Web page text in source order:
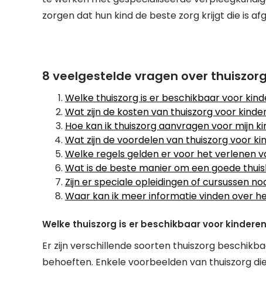
zorgen dat hun kind de beste zorg krijgt die is
8 veelgestelde vragen over
Welke thuiszorg is er beschikbaar voor
Wat zijn de kosten van thuiszorg voor
Hoe kan ik thuiszorg aanvragen voor mijn
Wat zijn de voordelen van thuiszorg voor
Welke regels gelden er voor het verlenen
Wat is de beste manier om een goede
Zijn er speciale opleidingen of cursussen
Waar kan ik meer informatie vinden over
Welke thuiszorg is er beschikbaar voor
Er zijn verschillende soorten thuiszorg
behoeften. Enkele voorbeelden van thuiszorg